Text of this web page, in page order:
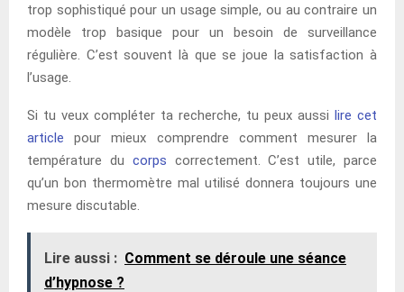
trop sophistiqué pour un usage simple, ou au contraire un
modèle trop basique pour un besoin de surveillance
régulière. C’est souvent là que se joue la satisfaction à
l’usage.
Si tu veux compléter ta recherche, tu peux aussi lire cet
article pour mieux comprendre comment mesurer la
température du corps correctement. C’est utile, parce
qu’un bon thermomètre mal utilisé donnera toujours une
mesure discutable.
Lire aussi : Comment se déroule une séance
d’hypnose ?